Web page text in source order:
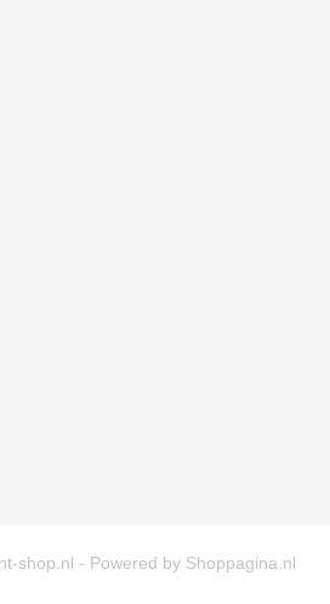
shop.nl - Powered by Shoppagina.nl